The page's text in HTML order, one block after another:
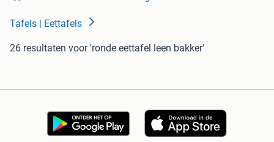
Tafels | Eettafels
26 resultaten voor 'ronde eettafel leen bakker'